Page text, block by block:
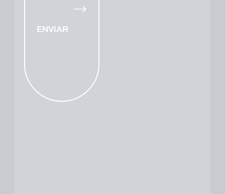
ENVIAR